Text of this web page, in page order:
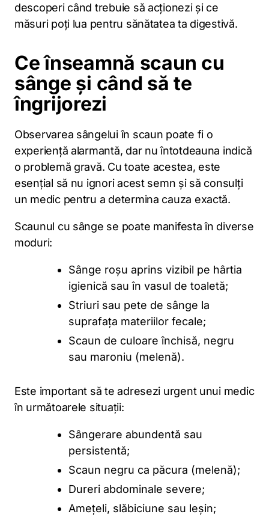
descoperi când trebuie să acționezi și ce
măsuri poți lua pentru sănătatea ta digestivă.
Ce înseamnă scaun cu
sânge și când să te
îngrijorezi
Observarea sângelui în scaun poate fi o
experiență alarmantă, dar nu întotdeauna indică
o problemă gravă. Cu toate acestea, este
esențial să nu ignori acest semn și să consulți
un medic pentru a determina cauza exactă.
Scaunul cu sânge se poate manifesta în diverse
moduri:
Sânge roșu aprins vizibil pe hârtia
igienică sau în vasul de toaletă;
Striuri sau pete de sânge la
suprafața materiilor fecale;
Scaun de culoare închisă, negru
sau maroniu (melenă).
Este important să te adresezi urgent unui medic
în următoarele situații:
Sângerare abundentă sau
persistentă;
Scaun negru ca păcura (melenă);
Dureri abdominale severe;
Amețeli, slăbiciune sau leșin;